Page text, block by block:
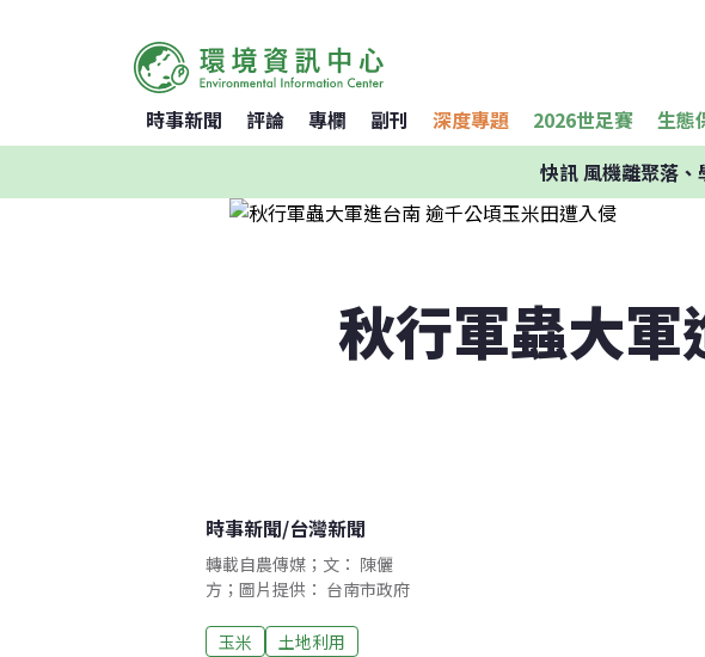
時事新聞 評論 專欄 副刊 深度專題 2026世足賽 生態
快訊風機離聚落
秋行軍蟲大軍
時事新聞/台灣新聞
轉載自農傳媒；文： 陳儷
方；圖片提供： 台南市政府
玉米
土地利用